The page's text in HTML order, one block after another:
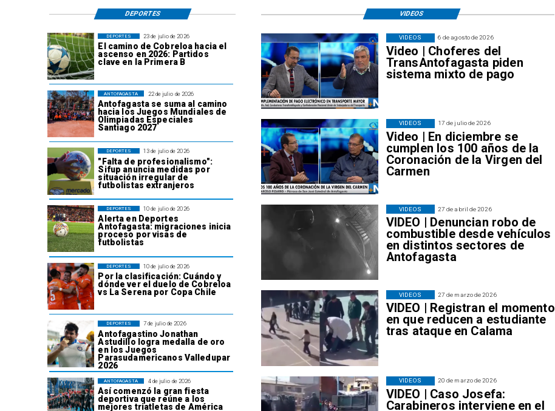
23 de julio de 2026
El camino de Cobreloa hacia el
ascenso en 2026: Partidos
clave en la Primera B
DEPORTES
22 de julio de 2026
Antofagasta se suma al camino
hacia los Juegos Mundiales de
Olimpiadas Especiales
Santiago 2027
ANTOFAGASTA
13 de julio de 2026
"Falta de profesionalismo":
Sifup anuncia medidas por
situación irregular de
futbolistas extranjeros
DEPORTES
10 de julio de 2026
Alerta en Deportes
Antofagasta: migraciones inicia
proceso por visas de
futbolistas
DEPORTES
10 de julio de 2026
Por la clasificación: Cuándo y
dónde ver el duelo de Cobreloa
vs La Serena por Copa Chile
DEPORTES
7 de julio de 2026
Antofagastino Jonathan
Astudillo logra medalla de oro
en los Juegos
Parasudamericanos Valledupar
2026
DEPORTES
4 de julio de 2026
Así comenzó la gran fiesta
deportiva que reúne a los
mejores triatletas de América
ANTOFAGASTA
6 de agosto de 2026
Video | Choferes del
TransAntofagasta piden
sistema mixto de pago
VIDEOS
17 de julio de 2026
Video | En diciembre se
cumplen los 100 años de la
Coronación de la Virgen del
Carmen
VIDEOS
27 de abril de 2026
VIDEO | Denuncian robo de
combustible desde vehículos
en distintos sectores de
Antofagasta
VIDEOS
27 de marzo de 2026
VIDEO | Registran el momento
en que reducen a estudiante
tras ataque en Calama
VIDEOS
20 de marzo de 2026
VIDEO | Caso Josefa:
Carabineros interviene en el
VIDEOS
VIDEOS
DEPORTES